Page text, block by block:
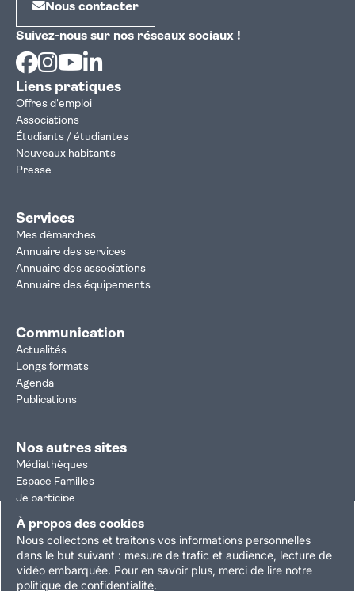
À propos des cookies
Nous collectons et traitons vos informations personnelles
dans le but suivant : mesure de trafic et audience, lecture de
vidéo embarquée. Pour en savoir plus, merci de lire notre
politique de confidentialité.
Nous contacter
Suivez-nous sur nos réseaux sociaux !
Facebook
Instagram
Youtube
Liens pratiques
Offres d'emploi
Associations
Étudiants / étudiantes
Nouveaux habitants
Presse
Services
Mes démarches
Annuaire des services
Annuaire des associations
Annuaire des équipements
Communication
Actualités
Longs formats
Agenda
Publications
Nos autres sites
Médiathèques
Espace Familles
Je participe
Autorisation d'urbanisme
Résultats électoraux
Plan du site Nous contacterMentions légales
Politique de confidentialitéAccessibilité : partiellement conforme